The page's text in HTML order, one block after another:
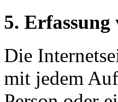
5.
Die
mit jedem